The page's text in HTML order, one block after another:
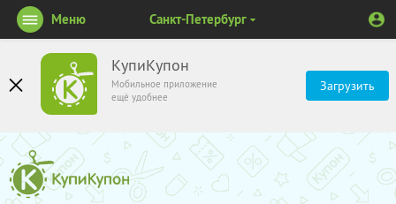
КупиКупон
Мобильное приложение
ещё удобнее
Загрузить
Меню Санкт-Петербург